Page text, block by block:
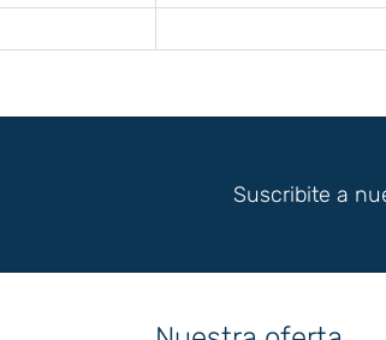
Suscribite a